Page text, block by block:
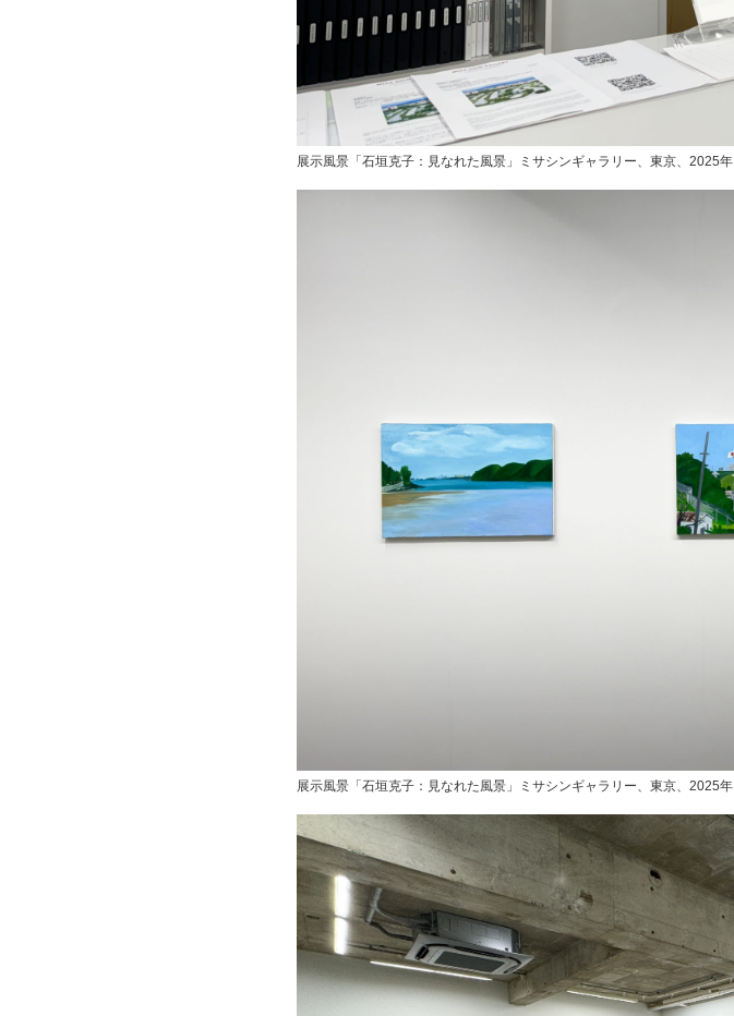
展示風景「石垣克子：見なれた風景」ミサシンギャラリー、東京、2025年
展示風景「石垣克子：見なれた風景」ミサシンギャラリー、東京、2025年